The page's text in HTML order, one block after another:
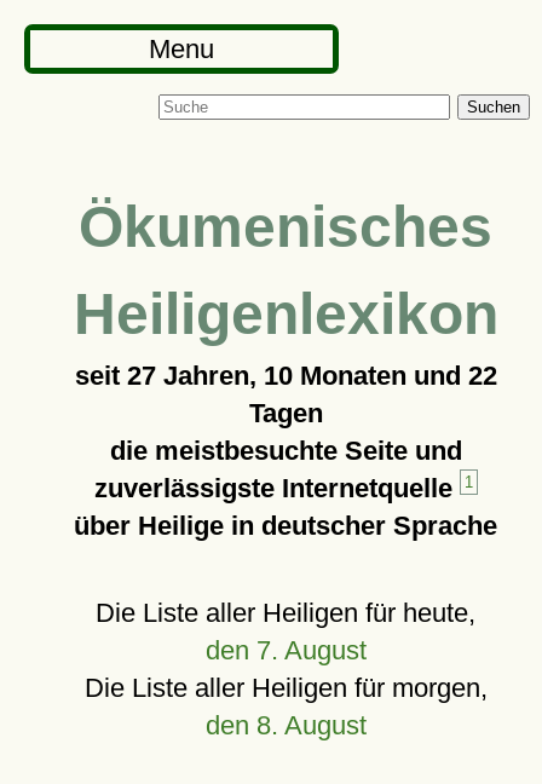
Menu
Suchen
Ökumenisches
Heiligenlexikon
seit 27 Jahren, 10 Monaten und 22
Tagen
die meistbesuchte Seite und
zuverlässigste Internetquelle
1
über Heilige in deutscher Sprache
Die Liste aller Heiligen für heute,
den 7. August
Die Liste aller Heiligen für morgen,
den 8. August